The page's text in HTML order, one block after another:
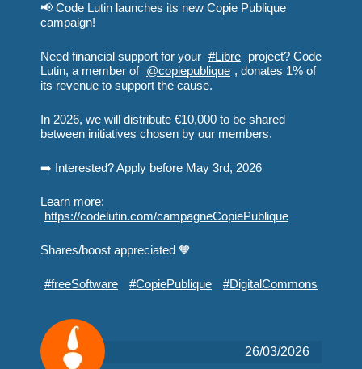
📢 Code Lutin launches its new Copie Publique
campaign!
Need financial support for your #Libre project? Code
Lutin, a member of @copiepublique , donates 1% of
its revenue to support the cause.
In 2026, we will distribute €10,000 to be shared
between initiatives chosen by our members.
➡️ Interested? Apply before May 3rd, 2026
Learn more:
https://codelutin.com/campagneCopiePublique
Shares/boost appreciated 🧡
#freeSoftware #CopiePublique #DigitalCommons
26/03/2026